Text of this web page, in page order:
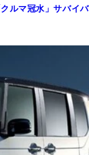
ルマ冠水」サバイバ